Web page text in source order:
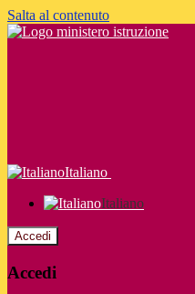
Salta al contenuto
Italiano
Italiano
Accedi
Accedi